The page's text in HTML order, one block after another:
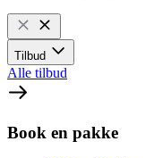
Tilbud
Alle tilbud
Book en pakke